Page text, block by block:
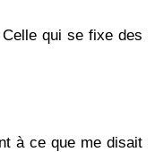
qui se fixe des
à ce que me disait